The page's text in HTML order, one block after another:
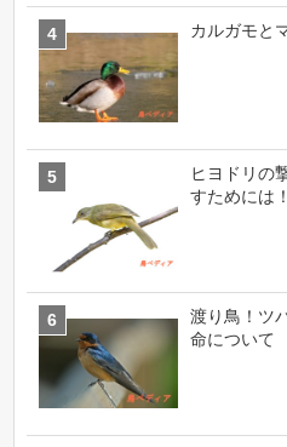
カルガモと
ヒヨドリの
すためには
渡り鳥！ツ
命について